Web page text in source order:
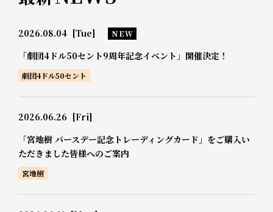
2026.08.04 [Tue] NEW
「劇団4ドル50セント9周年記念イベント」開催決定！
劇団4ドル50セント
2026.06.26 [Fri]
「宮地樹 バースデー記念トレーディングカード」をご購入い
ただきました皆様へのご案内
宮地樹